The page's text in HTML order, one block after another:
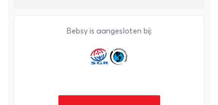
Bebsy is aangesloten bij: